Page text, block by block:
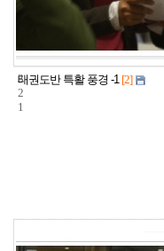
3
2
1
태권도반 특활 풍경 -1 [2]